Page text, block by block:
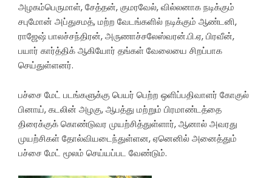
அழகம்பெருமாள், சேத்தன், குமரவேல், வில்லனாக நடிக்கும்
சபுமோன் அப்துசமத், மற்ற வேடங்களில் நடிக்கும் ஆண்டனி,
ராஜேஷ் பாலச்சந்திரன், அருணாச்சலேஸ்வரன்.பி.ஏ, பிரவீன்,
பயார் கார்த்திக் ஆகியோர் தங்கள் வேலையை சிறப்பாக
செய்துள்ளனர்.
பச்சை மேட் படங்களுக்கு பெயர் பெற்ற ஒளிப்பதிவாளர் கோகுல்
பினாய், கடலின் அழகு, ஆபத்து மற்றும் பிரமாண்டத்தை
திரைக்குக் கொண்டுவர முயற்சித்துள்ளார், ஆனால் அவரது
முயற்சிகள் தோல்வியடைந்துள்ளன, ஏனெனில் அனைத்தும்
பச்சை மேட் மூலம் செய்யப்பட வேண்டும்.